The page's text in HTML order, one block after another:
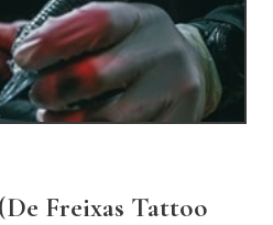
Freixas Tattoo